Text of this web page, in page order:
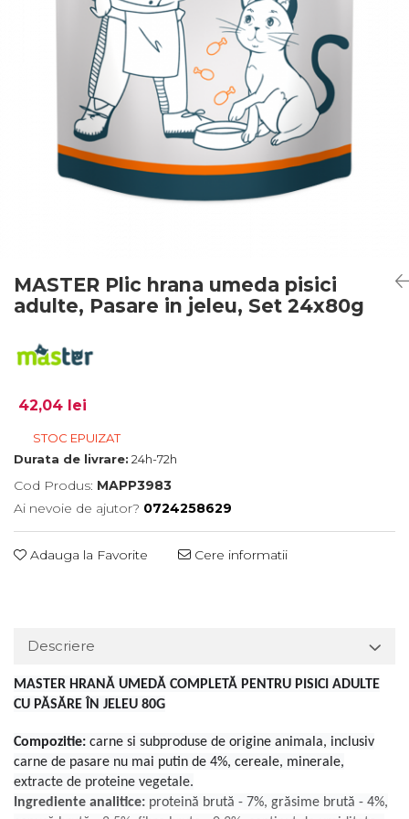
MASTER Plic hrana umeda pisici
adulte, Pasare in jeleu, Set 24x80g
42,04 lei
STOC EPUIZAT
Durata de livrare: 24h-72h
Cod Produs: MAPP3983
Ai nevoie de ajutor? 0724258629
Adauga la Favorite Cere informatii
Descriere
MASTER HRANĂ UMEDĂ COMPLETĂ PENTRU PISICI ADULTE
CU PĂSĂRE ÎN JELEU 80G
Compozitie: carne si subproduse de origine animala, inclusiv
carne de pasare nu mai putin de 4%, cereale, minerale,
extracte de proteine ​​vegetale.
Ingrediente analitice: proteină brută - 7%, grăsime brută - 4%,